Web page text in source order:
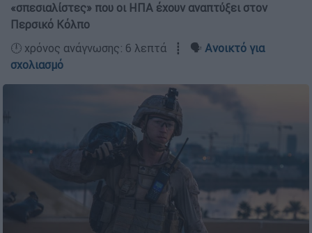
«σπεσιαλίστες» που οι ΗΠΑ έχουν αναπτύξει στον
Περσικό Κόλπο
🕛 χρόνος ανάγνωσης: 6 λεπτά ┋ 🗣️ Ανοικτό για
σχολιασμό